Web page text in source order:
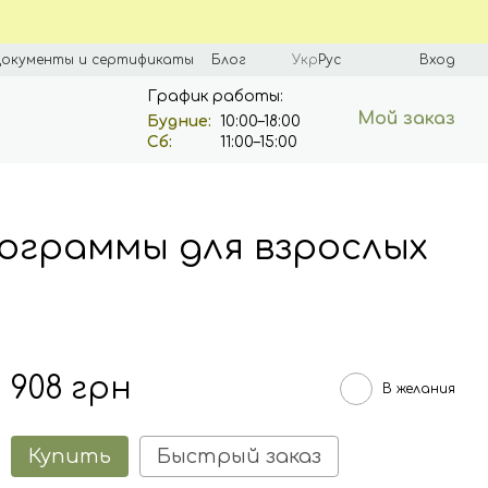
и сертификаты Блог УкрРус Вход
График работы:
Будние: 10:00–18:00
Сб:
11:00–15:00
Мой заказ
для взрослых
908 грн В желания
Купить Быстрый заказ